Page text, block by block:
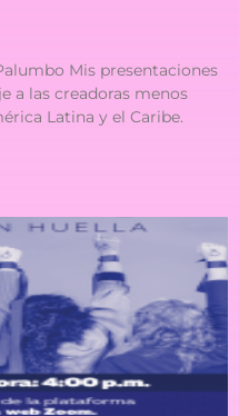
Mis presentaciones
a las creadoras menos
Latina y el Caribe.